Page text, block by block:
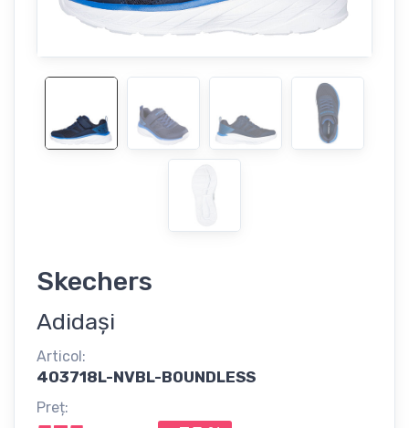
Skechers
Adidași
Articol:
403718L-NVBL-BOUNDLESS
Preț: